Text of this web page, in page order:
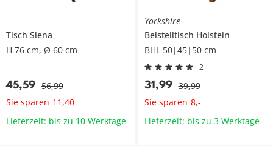
Tisch Siena
H 76 cm, Ø 60 cm
45,59 56,99
Sie sparen 11 ,40
Lieferzeit: bis zu 10 Werktage
Yorkshire
Beistelltisch Holstein
BHL 50|45|50 cm
2
31,99 39,99
Sie sparen 8,-
Lieferzeit: bis zu 3 Werktage